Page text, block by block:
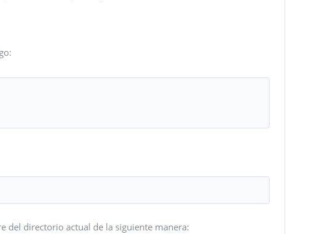
del directorio actual de la siguiente manera: